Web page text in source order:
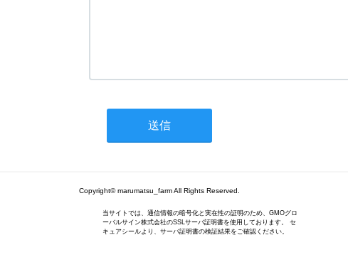
Copyright© marumatsu_farm All Rights Reserved.
当サイトでは、通信情報の暗号化と実在性の証明のため、GMOグロ
ーバルサイン株式会社のSSLサーバ証明書を使用しております。 セ
キュアシールより、サーバ証明書の検証結果をご確認ください。